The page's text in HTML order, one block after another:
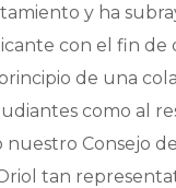
y ha
con el fin
de una
como al
Consejo
tan